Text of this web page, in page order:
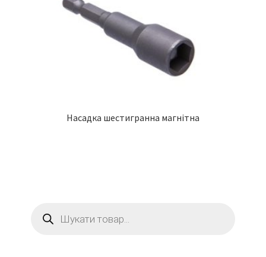
Насадка шестигранна магнітна
товарів